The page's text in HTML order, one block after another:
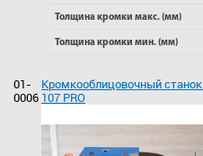
Толщина кромки макс. (мм)
Толщина кромки мин. (мм)
01-
0006
Кромкооблицовочный
107 PRO